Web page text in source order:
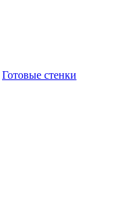
Готовые стенки